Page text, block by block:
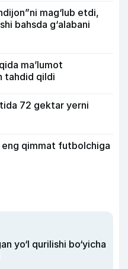
mag‘lub etdi,
bahsda g‘alabani
ma’lumot
tahdid qildi
72 gektar yerni
eng qimmat futbolchiga
yo‘l qurilishi bo‘yicha